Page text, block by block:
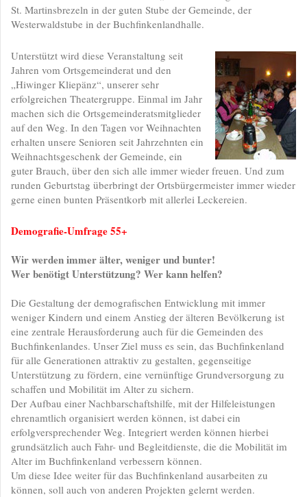
St. Martinsbrezeln in der guten Stube der Gemeinde, der
Westerwaldstube in der Buchfinkenlandhalle.
Unterstützt wird diese Veranstaltung seit
Jahren vom Ortsgemeinderat und den
„Hiwinger Kliepänz“, unserer sehr
erfolgreichen Theatergruppe. Einmal im Jahr
machen sich die Ortsgemeinderatsmitglieder
auf den Weg. In den Tagen vor Weihnachten
erhalten unsere Senioren seit Jahrzehnten ein
Weihnachtsgeschenk der Gemeinde, ein
guter Brauch, über den sich alle immer wieder freuen. Und zum
runden Geburtstag überbringt der Ortsbürgermeister immer wieder
gerne einen bunten Präsentkorb mit allerlei Leckereien.
Demografie-Umfrage 55+
Wir werden immer älter, weniger und bunter!
Wer benötigt Unterstützung? Wer kann helfen?
Die Gestaltung der demografischen Entwicklung mit immer
weniger Kindern und einem Anstieg der älteren Bevölkerung ist
eine zentrale Herausforderung auch für die Gemeinden des
Buchfinkenlandes. Unser Ziel muss es sein, das Buchfinkenland
für alle Generationen attraktiv zu gestalten, gegenseitige
Unterstützung zu fördern, eine vernünftige Grundversorgung zu
schaffen und Mobilität im Alter zu sichern.
Der Aufbau einer Nachbarschaftshilfe, mit der Hilfeleistungen
ehrenamtlich organisiert werden können, ist dabei ein
erfolgversprechender Weg. Integriert werden können hierbei
grundsätzlich auch Fahr- und Begleitdienste, die die Mobilität im
Alter im Buchfinkenland verbessern können.
Um diese Idee weiter für das Buchfinkenland ausarbeiten zu
können, soll auch von anderen Projekten gelernt werden.